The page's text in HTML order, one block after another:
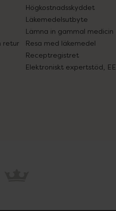
retur
Högkostnadsskyddet
Läkemedelsutbyte
Lämna in gammal medicin
Resa med läkemedel
Receptregistret
Elektroniskt expertstöd,